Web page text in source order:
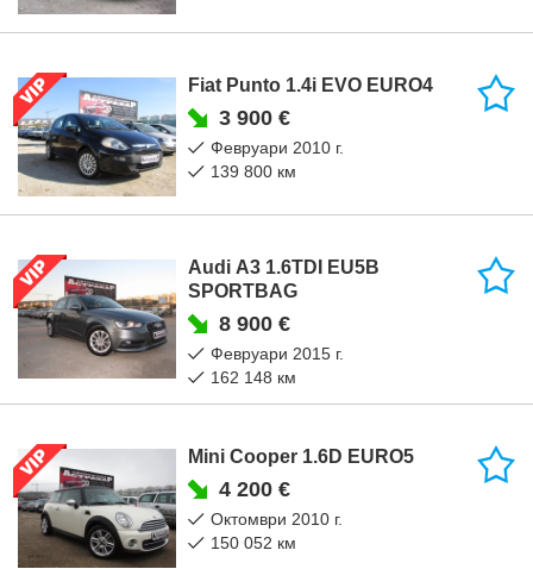
Fiat Punto 1.4i EVO EURO4
3 900 €
февруари 2010 г.
139 800 км
Audi A3 1.6TDI EU5B
SPORTBAG
8 900 €
февруари 2015 г.
162 148 км
Mini Cooper 1.6D EURO5
4 200 €
октомври 2010 г.
150 052 км